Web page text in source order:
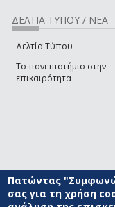
ΔΕΛΤΙΑ ΤΥΠΟΥ / ΝΕΑ
Δελτία Τύπου
Το πανεπιστήμιο στην
επικαιρότητα
Πατώντας
σας για τη χρήση